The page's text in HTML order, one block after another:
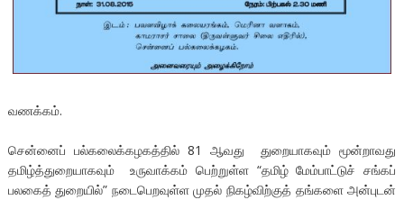
வணக்கம்.
சென்னைப் பல்கலைக்கழகத்தில் 81 ஆவது துறையாகவும் மூன்றாவது
தமிழ்த்துறையாகவும் உருவாக்கம் பெற்றுள்ள “தமிழ் மேம்பாட்டுச் சங்கப்
பலகைத் துறையில்” நடைபெறவுள்ள முதல் நிகழ்விற்குத் தங்களை அன்புடன்